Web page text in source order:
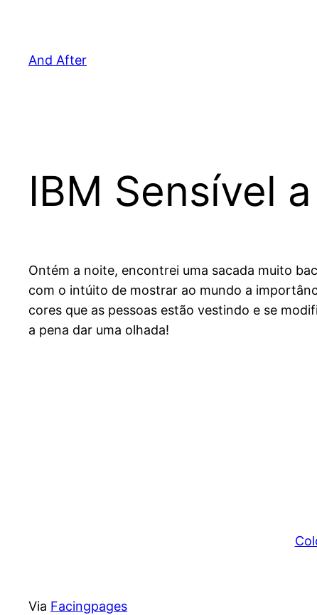
And After
IBM Sensível
Ontém a noite, encontrei uma sacada muito
com o intúito de mostrar ao mundo a
cores que as pessoas estão vestindo e se
a pena dar uma olhada!
Via Facingpages